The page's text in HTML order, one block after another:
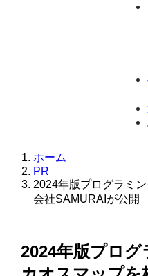
ホーム
PR
2024年版プログラミ
会社SAMURAIが公開
2024年版プロ